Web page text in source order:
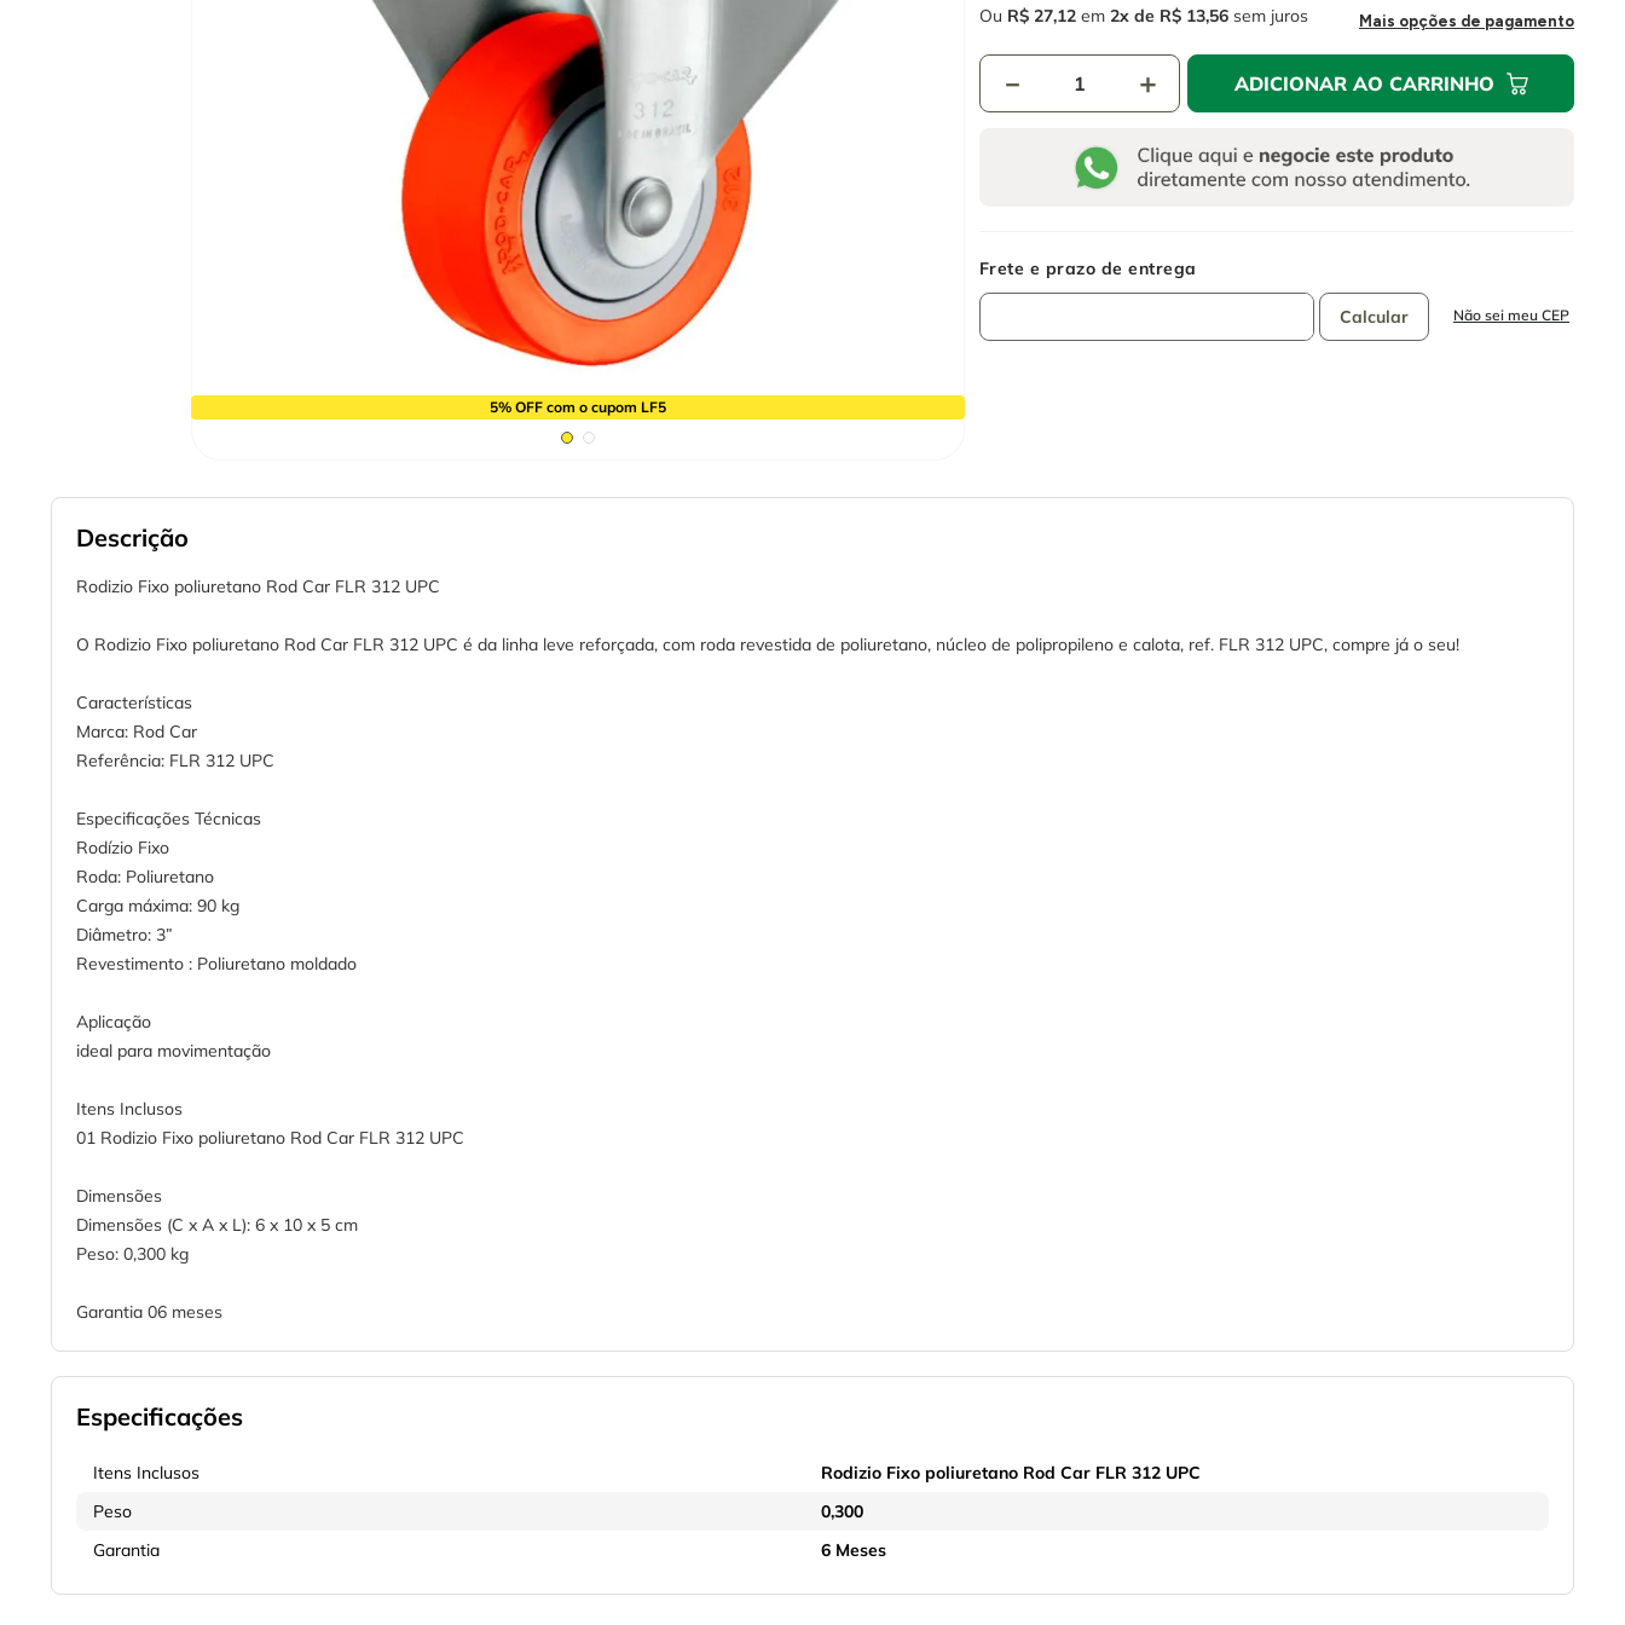
5% OFF com o cupom LF5
Ou R$ 27,12 em 2 R$ 13,56 sem juros Mais opções de pagamento
＋
－ ADICIONAR AO CARRINHO
Não sei meu CEP
Descrição
Rodizio Fixo poliuretano Rod Car FLR 312 UPC
O Rodizio Fixo poliuretano Rod Car FLR 312 UPC é da linha leve reforçada, com roda revestida de poliuretano, núcleo de polipropileno e calota, ref. FLR 312 UPC, compre já o seu!
Características
Marca: Rod Car
Referência: FLR 312 UPC
Especificações Técnicas
Rodízio Fixo
Roda: Poliuretano
Carga máxima: 90 kg
Diâmetro: 3”
Revestimento : Poliuretano moldado
Aplicação
ideal para movimentação
Itens Inclusos
01 Rodizio Fixo poliuretano Rod Car FLR 312 UPC
Dimensões
Dimensões (C x A x L): 6 x 10 x 5 cm
Peso: 0,300 kg
Garantia 06 meses
Especificações
Itens Inclusos
Rodizio Fixo poliuretano Rod Car FLR 312 UPC
Peso
0,300
Garantia
6 Meses